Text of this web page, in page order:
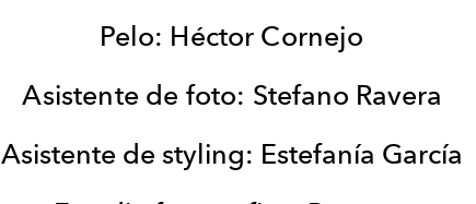
Pelo: Héctor Cornejo
Asistente de foto: Stefano Ravera
Asistente de styling: Estefanía García